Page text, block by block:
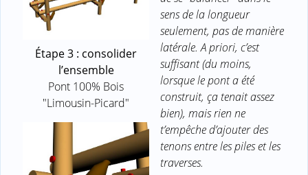
Étape 3 : consolider
l’ensemble
Pont 100% Bois
"Limousin-Picard"
sens de la longueur
seulement, pas de manière
latérale. A priori, c’est
suffisant (du moins,
lorsque le pont a été
construit, ça tenait assez
bien), mais rien ne
t’empêche d’ajouter des
tenons entre les piles et les
traverses.